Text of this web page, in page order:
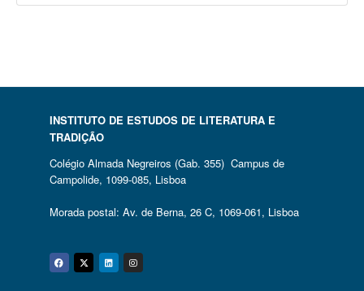
INSTITUTO DE ESTUDOS DE LITERATURA E
TRADIÇÃO
Colégio Almada Negreiros (Gab. 355) Campus de
Campolide, 1099-085, Lisboa
Morada postal: Av. de Berna, 26 C, 1069-061, Lisboa
Facebook
Twitter
Linkedin
Instagram